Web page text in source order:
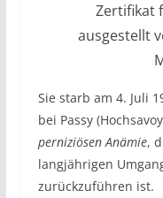
Zertifikat
ausgestellt
Sie starb am 4. Juli
bei Passy
perniziösen Anämie,
langjährigen
zurückzuführen ist.